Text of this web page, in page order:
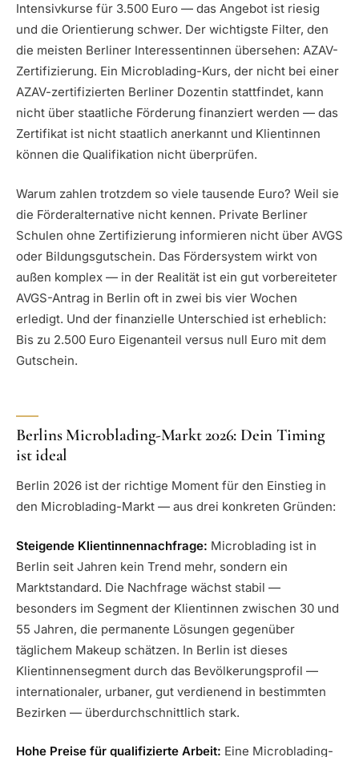
Intensivkurse für 3.500 Euro — das Angebot ist riesig
und die Orientierung schwer. Der wichtigste Filter, den
die meisten Berliner Interessentinnen übersehen: AZAV-
Zertifizierung. Ein Microblading-Kurs, der nicht bei einer
AZAV-zertifizierten Berliner Dozentin stattfindet, kann
nicht über staatliche Förderung finanziert werden — das
Zertifikat ist nicht staatlich anerkannt und Klientinnen
können die Qualifikation nicht überprüfen.
Warum zahlen trotzdem so viele tausende Euro? Weil sie
die Förderalternative nicht kennen. Private Berliner
Schulen ohne Zertifizierung informieren nicht über AVGS
oder Bildungsgutschein. Das Fördersystem wirkt von
außen komplex — in der Realität ist ein gut vorbereiteter
AVGS-Antrag in Berlin oft in zwei bis vier Wochen
erledigt. Und der finanzielle Unterschied ist erheblich:
Bis zu 2.500 Euro Eigenanteil versus null Euro mit dem
Gutschein.
Berlins Microblading-Markt 2026: Dein Timing
ist ideal
Berlin 2026 ist der richtige Moment für den Einstieg in
den Microblading-Markt — aus drei konkreten Gründen:
Steigende Klientinnennachfrage: Microblading ist in
Berlin seit Jahren kein Trend mehr, sondern ein
Marktstandard. Die Nachfrage wächst stabil —
besonders im Segment der Klientinnen zwischen 30 und
55 Jahren, die permanente Lösungen gegenüber
täglichem Makeup schätzen. In Berlin ist dieses
Klientinnensegment durch das Bevölkerungsprofil —
internationaler, urbaner, gut verdienend in bestimmten
Bezirken — überdurchschnittlich stark.
Hohe Preise für qualifizierte Arbeit: Eine Microblading-